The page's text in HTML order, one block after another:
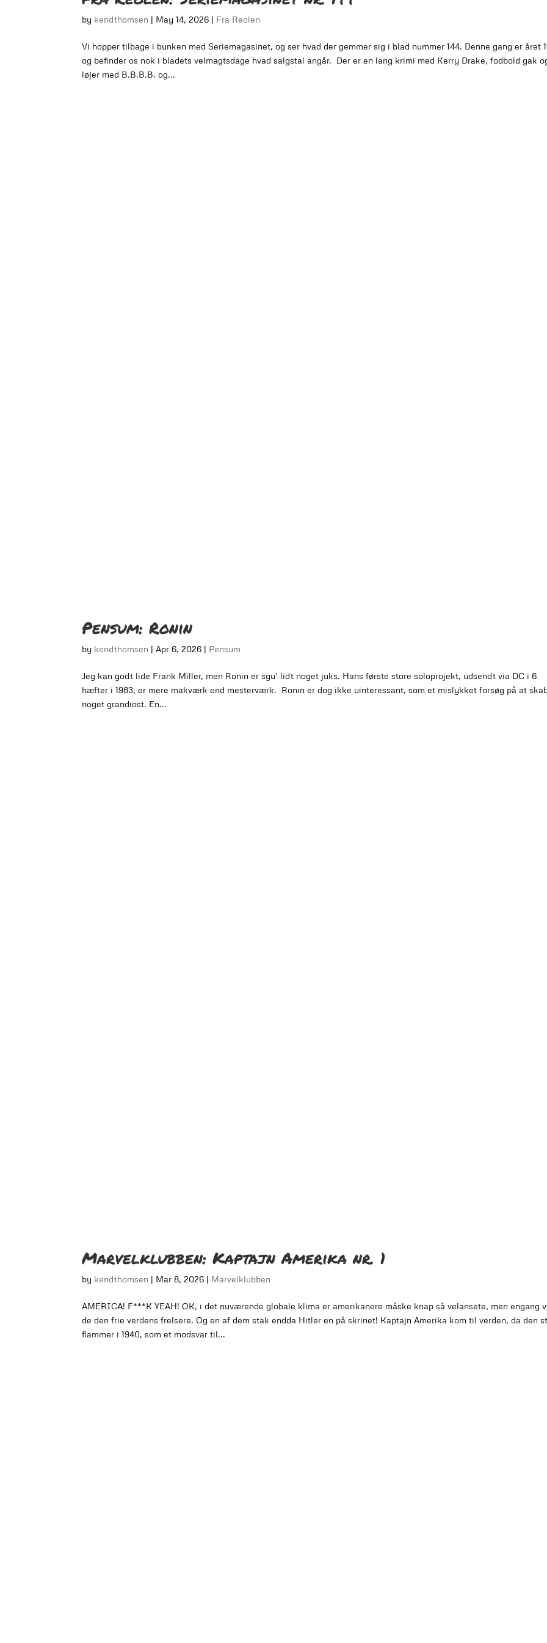
by kendthomsen | May 14, 2026 | Fra Reolen
Vi hopper tilbage i bunken med Seriemagasinet, og ser hvad der gemmer sig i blad nummer 144. Denne gang er året
og befinder os nok i bladets velmagtsdage hvad salgstal angår. Der er en lang krimi med Kerry Drake, fodbold gak
løjer med B.B.B.B. og...
Pensum: Ronin
by kendthomsen |Apr 6, 2026 | Pensum
Jeg kan godt lide Frank Miller, men Ronin er sgu’ lidt noget juks. Hans første store soloprojekt, udsendt via DC i 6
hæfter i 1983, er mere makværk end mesterværk. Ronin er dog ikke uinteressant, som et mislykket forsøg på at
noget grandiost. En...
Marvelklubben: Kaptajn Amerika nr. 1
by kendthomsen | Mar 8, 2026 | Marvelklubben
AMERICA! F***K YEAH! OK, i det nuværende globale klima er amerikanere måske knap så velansete, men engang
de den frie verdens frelsere. Og en af dem stak endda Hitler en på skrinet! Kaptajn Amerika kom til verden, da den
flammer i 1940, som et modsvar til...